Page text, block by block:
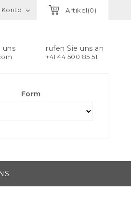
Artikel(0)
Konto 
uns rufen Sie uns an
+41 44 500 85 51
Form